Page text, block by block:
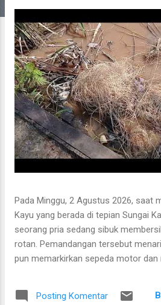
Pada Minggu, 2 Agustus 2026, saat
Kayu yang berada di tepian Sungai
seorang pria sedang sibuk
rotan. Pemandangan tersebut
pun memarkirkan sepeda motor dan
mengenai proses pengolahan rotan
baku tikar anyaman. Di tangan
Posting Komentar